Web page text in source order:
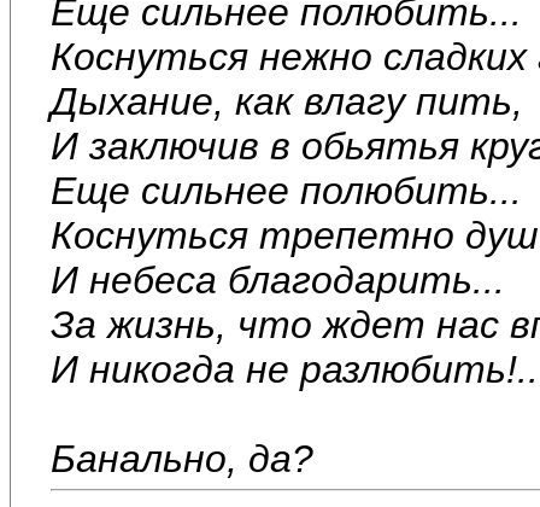
Еще сильнее полюбить...
Коснуться нежно сладких
Дыхание, как влагу пить,
И заключив в обьятья
Еще сильнее полюбить...
Коснуться трепетно
И небеса благодарить...
За жизнь, что ждет нас
И никогда не
Банально, да?